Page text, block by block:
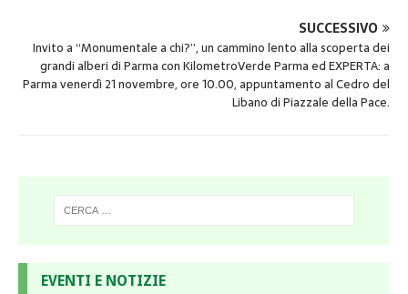
SUCCESSIVO
Invito a “Monumentale a chi?”, un cammino lento alla scoperta dei
grandi alberi di Parma con KilometroVerde Parma ed EXPERTA: a
Parma venerdì 21 novembre, ore 10.00, appuntamento al Cedro del
Libano di Piazzale della Pace.
EVENTI E NOTIZIE